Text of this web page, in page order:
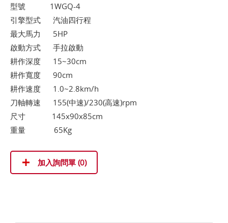
型號 1WGQ-4
引擎型式 汽油四行程
最大馬力 5HP
啟動方式 手拉啟動
耕作深度 15~30cm
耕作寬度 90cm
耕作速度 1.0~2.8km/h
刀軸轉速 155(中速)/230(高速)rpm
尺寸 145x90x85cm
重量 65Kg
加入詢問單 (0)